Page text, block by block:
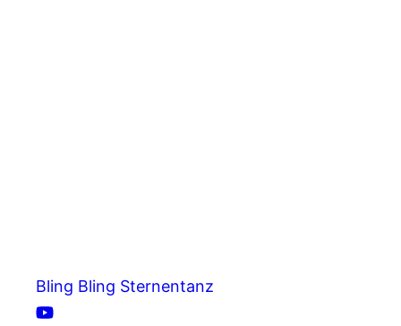
Bling Bling Sternentanz